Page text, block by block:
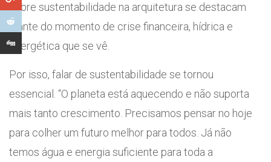
sobre sustentabilidade na arquitetura se destacam
diante do momento de crise financeira, hídrica e
energética que se vê.
Por isso, falar de sustentabilidade se tornou
essencial. “O planeta está aquecendo e não suporta
mais tanto crescimento. Precisamos pensar no hoje
para colher um futuro melhor para todos. Já não
temos água e energia suficiente para toda a